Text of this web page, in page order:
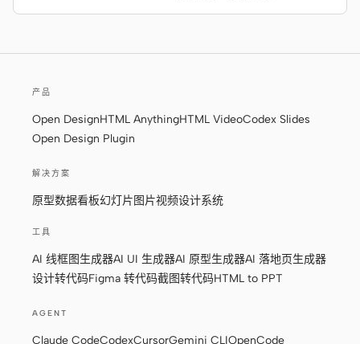
版主 Events
Discord
X
产品
Open DesignHTML AnythingHTML VideoCodex Slides
Open Design Plugin
解决方案
原型数据看板幻灯片图片视频设计系统
工具
AI 线框图生成器AI UI 生成器AI 原型生成器AI 落地页生成器
设计转代码Figma 转代码截图转代码HTML to PPT
AGENT
Claude CodeCodexCursorGemini CLIOpenCode